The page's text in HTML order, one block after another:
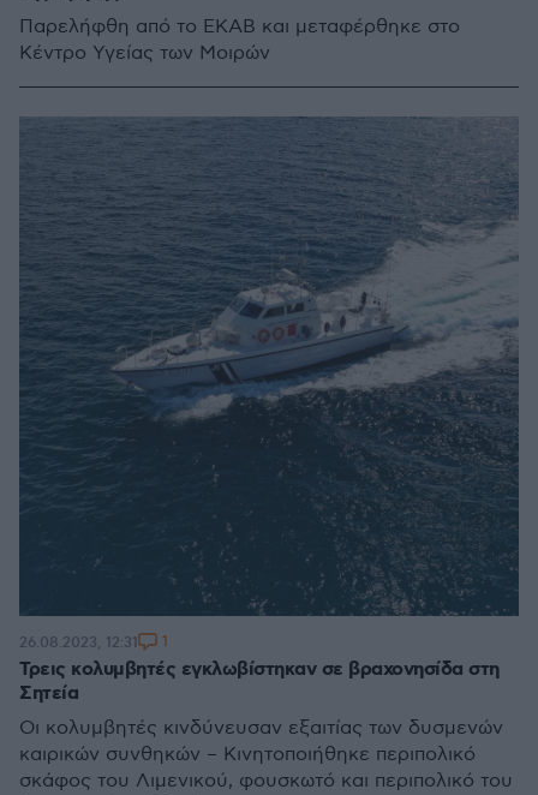
Παρελήφθη από το ΕΚΑΒ και μεταφέρθηκε στο
Κέντρο Υγείας των Μοιρών
Τρεις κολυμβητές εγκλωβίστηκαν σε βραχονησίδα στη
Σητεία
Οι κολυμβητές κινδύνευσαν εξαιτίας των δυσμενών
καιρικών συνθηκών – Κινητοποιήθηκε περιπολικό
σκάφος του Λιμενικού, φουσκωτό και περιπολικό του
26.08.2023, 12:31 1